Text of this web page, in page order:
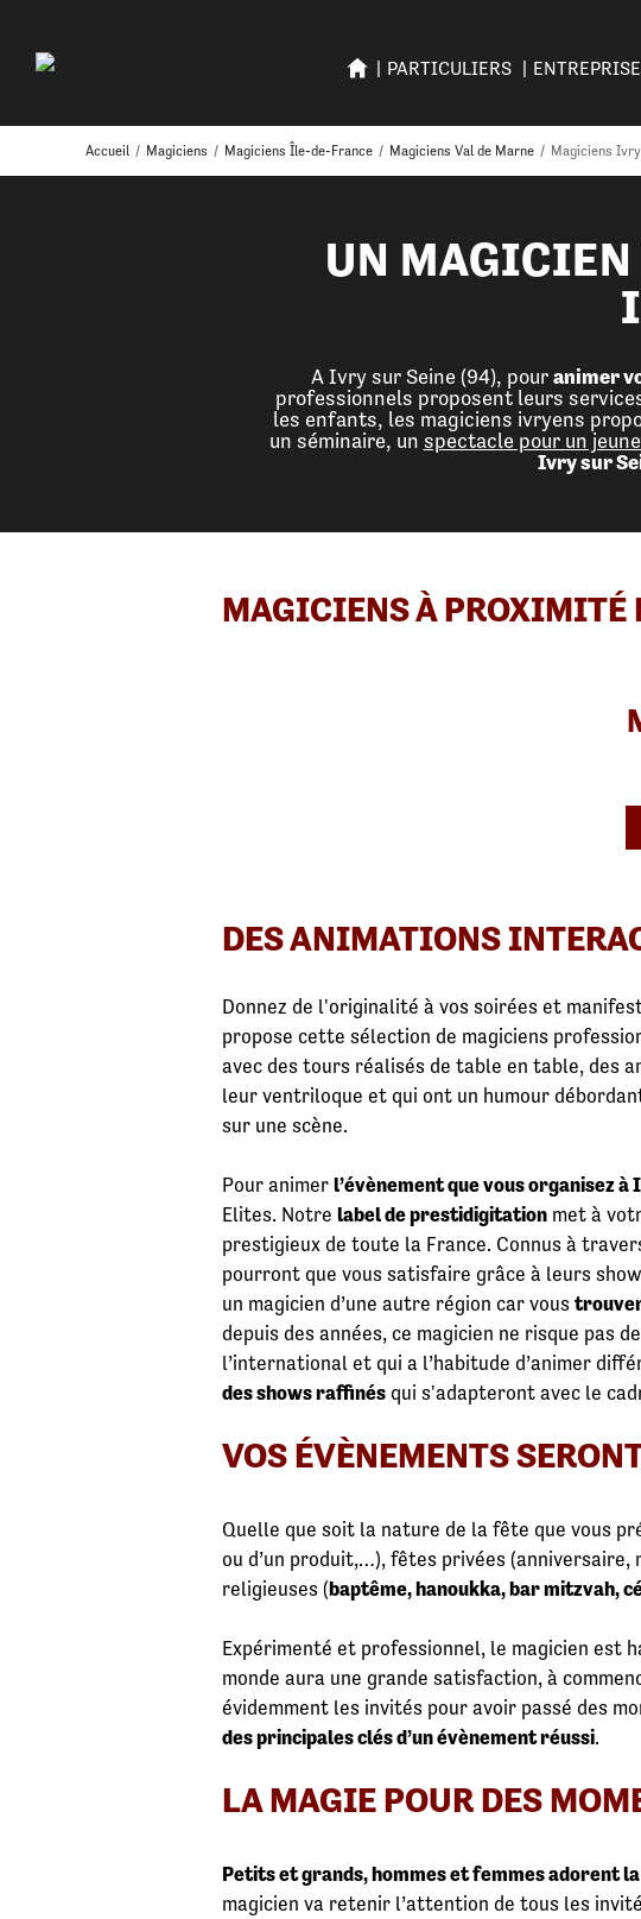
PARTICULIERS
Accueil / Magiciens / Magiciens Île-de-France / Magiciens Val de Marne / Magiciens
UN
A Ivry sur Seine (94), pouranimer
professionnels proposent leurs
les enfants, les magiciens ivryens
un séminaire, un spectacle pour un
Ivry sur
MAGICIENS À PROXIMITÉ
DES ANIMATIONS
Donnez de l'originalité à vos soirées et
propose cette sélection de magiciens
avec des tours réalisés de table en table, des
leur ventriloque et qui ont un humour
sur une scène.
Pour animer l’évènement que vous organisez
Elites. Notre label de prestidigitation met à
prestigieux de toute la France. Connus à
pourront que vous satisfaire grâce à leurs
un magicien d’une autre région car vous
depuis des années, ce magicien ne risque pas
l’international et qui a l’habitude d’animer
des shows raffinés qui s'adapteront avec le
VOS ÉVÈNEMENTS
Quelle que soit la nature de la fête que vous
ou d’un produit,…), fêtes privées
religieuses (baptême, hanoukka, bar mitzvah,
Expérimenté et professionnel, le magicien est
monde aura une grande satisfaction, à
évidemment les invités pour avoir passé des
des principales clés d’un évènement réussi.
LA MAGIE POUR DES
Petits et grands, hommes et femmes adorent
magicien va retenir l’attention de tous les